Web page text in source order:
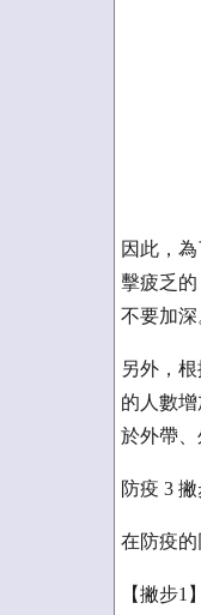
因此，
擊疲乏
不要加深
另外，
的人數
於外帶、
防疫 3
在防疫
【撇步